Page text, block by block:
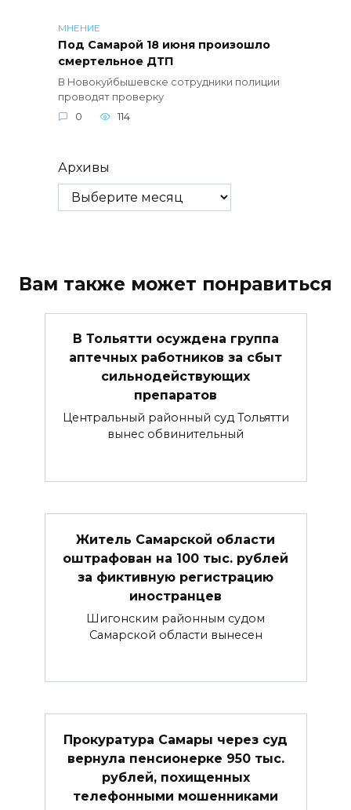
МНЕНИЕ
Под Самарой 18 июня произошло
смертельное ДТП
В Новокуйбышевске сотрудники полиции
проводят проверку
0
114
Архивы
Вам также может понравиться
В Тольятти осуждена группа
аптечных работников за сбыт
сильнодействующих
препаратов
Центральный районный суд Тольятти
вынес обвинительный
Житель Самарской области
оштрафован на 100 тыс. рублей
за фиктивную регистрацию
иностранцев
Шигонским районным судом
Самарской области вынесен
Прокуратура Самары через суд
вернула пенсионерке 950 тыс.
рублей, похищенных
телефонными мошенниками